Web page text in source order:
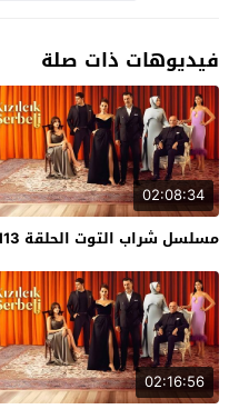
فيديوهات ذات صلة
02:08:34
مسلسل شراب التوت الحلقة 113
02:16:56